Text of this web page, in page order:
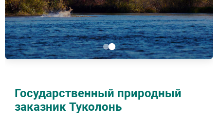
Государственный природный
заказник Туколонь